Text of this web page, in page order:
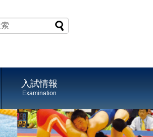
入試情報
Examination